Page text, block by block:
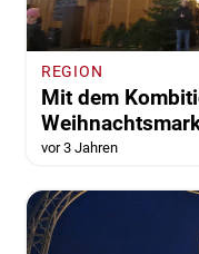
REGION
Mit dem
vor 3 Jahren